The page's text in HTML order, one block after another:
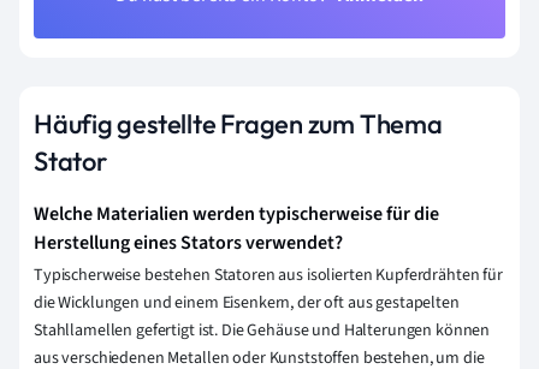
Häufig gestellte Fragen zum Thema
Stator
Welche Materialien werden typischerweise für die
Herstellung eines Stators verwendet?
Typischerweise bestehen Statoren aus isolierten Kupferdrähten für
die Wicklungen und einem Eisenkern, der oft aus gestapelten
Stahllamellen gefertigt ist. Die Gehäuse und Halterungen können
aus verschiedenen Metallen oder Kunststoffen bestehen, um die